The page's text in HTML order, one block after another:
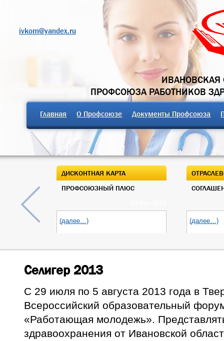
ivkom@yandex.ru
ИВАНОВСКАЯ
ПРОФСОЮЗА РАБОТНИКОВ
Главная О Профсоюзе Документы Профсоюза
ДИСКОНТНАЯ КАРТА
ПРОФСОЮЗНЫЙ ПЛЮС
(далее…) (далее…)
Селигер 2013
С 29 июля по 5 августа 2013 года в
Всероссийский образовательный
«Работающая молодежь».
здравоохранения от Ивановской